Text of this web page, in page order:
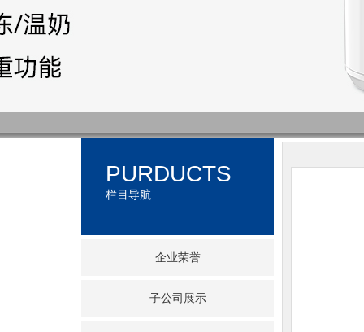
PURDUCTS
栏目导航
企业荣誉
子公司展示